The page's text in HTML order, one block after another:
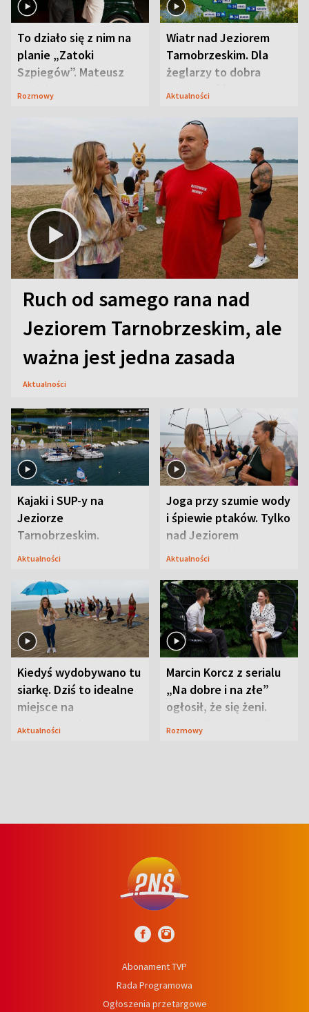
To działo się z nim na
planie „Zatoki
Szpiegów”. Mateusz
Janicki odsłonił
Rozmowy
Wiatr nad Jeziorem
Tarnobrzeskim. Dla
żeglarzy to dobra
wiadomość
Aktualności
Ruch od samego rana nad
Jeziorem Tarnobrzeskim, ale
ważna jest jedna zasada
Aktualności
Kajaki i SUP-y na
Jeziorze
Tarnobrzeskim.
Przyrodnicy zwracają
Aktualności
Joga przy szumie wody
i śpiewie ptaków. Tylko
nad Jeziorem
Tarnobrzeskim
Aktualności
Kiedyś wydobywano tu
siarkę. Dziś to idealne
miejsce na
wypoczynek
Aktualności
Marcin Korcz z serialu
„Na dobre i na złe”
ogłosił, że się żeni.
Zdradził, co zmienił
Rozmowy
Abonament TVP
Rada Programowa
Ogłoszenia przetargowe